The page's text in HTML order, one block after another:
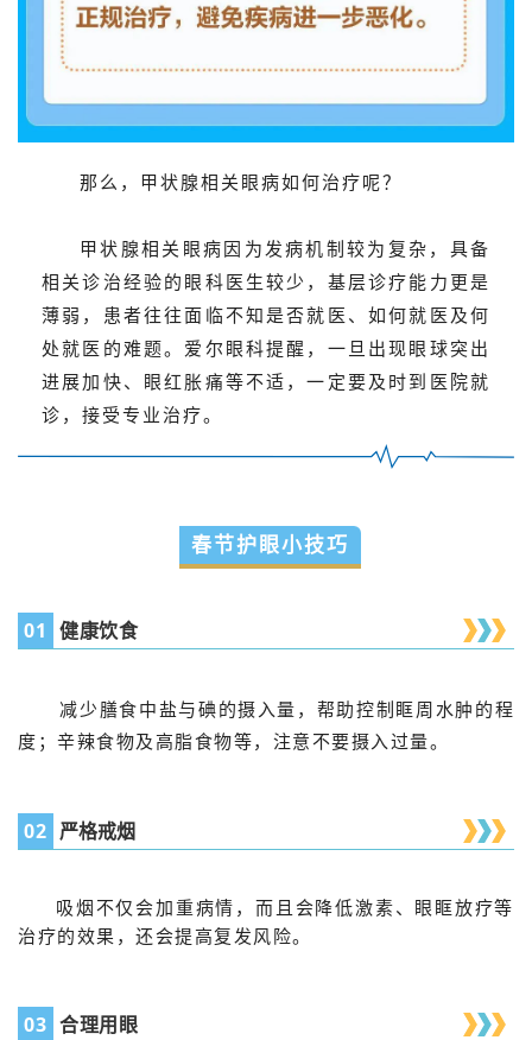
那么，甲状腺相关眼病如何治疗呢？
甲状腺相关眼病因为发病机制较为复杂，具备
相关诊治经验的眼科医生较少，基层诊疗能力更是
薄弱，患者往往面临不知是否就医、如何就医及何
处就医的难题。爱尔眼科提醒，一旦出现眼球突出
进展加快、眼红胀痛等不适，一定要及时到医院就
诊，接受专业治疗。
春节护眼小技巧
01 健康饮食
减少膳食中盐与碘的摄入量，帮助控制眶周水肿的程
度；辛辣食物及高脂食物等，注意不要摄入过量。
02 严格戒烟
吸烟不仅会加重病情，而且会降低激素、眼眶放疗等
治疗的效果，还会提高复发风险。
03 合理用眼